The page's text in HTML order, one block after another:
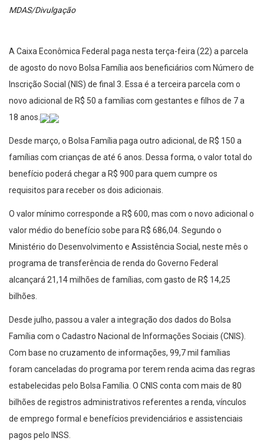
MDAS/Divulgação
A Caixa Econômica Federal paga nesta terça-feira (22) a parcela
de agosto do novo Bolsa Família aos beneficiários com Número de
Inscrição Social (NIS) de final 3. Essa é a terceira parcela com o
novo adicional de R$ 50 a famílias com gestantes e filhos de 7 a
18 anos.
Desde março, o Bolsa Família paga outro adicional, de R$ 150 a
famílias com crianças de até 6 anos. Dessa forma, o valor total do
benefício poderá chegar a R$ 900 para quem cumpre os
requisitos para receber os dois adicionais.
O valor mínimo corresponde a R$ 600, mas com o novo adicional o
valor médio do benefício sobe para R$ 686,04. Segundo o
Ministério do Desenvolvimento e Assistência Social, neste mês o
programa de transferência de renda do Governo Federal
alcançará 21,14 milhões de famílias, com gasto de R$ 14,25
bilhões.
Desde julho, passou a valer a integração dos dados do Bolsa
Família com o Cadastro Nacional de Informações Sociais (CNIS).
Com base no cruzamento de informações, 99,7 mil famílias
foram canceladas do programa por terem renda acima das regras
estabelecidas pelo Bolsa Família. O CNIS conta com mais de 80
bilhões de registros administrativos referentes a renda, vínculos
de emprego formal e benefícios previdenciários e assistenciais
pagos pelo INSS.